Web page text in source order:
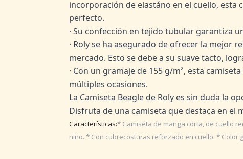
incorporación de elastáno en el cuello,
perfecto.
· Su confección en tejido tubular garantiza
· Roly se ha asegurado de ofrecer la mejor
mercado. Esto se debe a su suave tacto,
· Con un gramaje de 155 g/m², esta
múltiples ocasiones.
La Camiseta Beagle de Roly es sin duda la
Disfruta de una camiseta que destaca en
Características:* Camiseta de manga corta, de cuello
niño. * Con cubrecosturas reforzado en cuello. * Color